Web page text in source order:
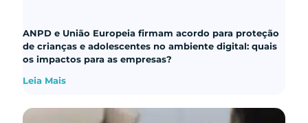
ANPD e União Europeia firmam acordo para proteção
de crianças e adolescentes no ambiente digital: quais
os impactos para as empresas?
Leia Mais